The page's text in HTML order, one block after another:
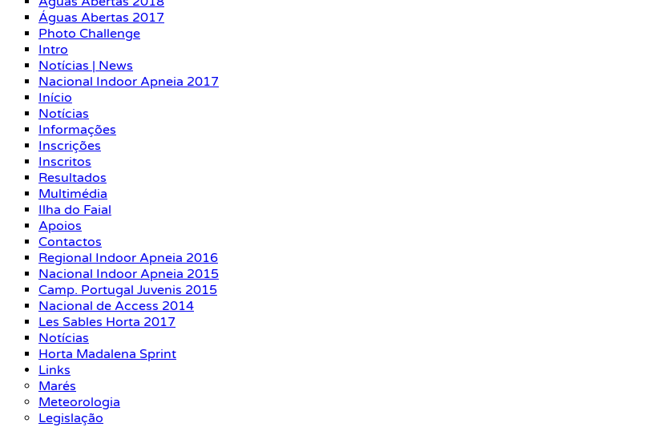
Águas Abertas 2017
Photo Challenge
Intro
Notícias | News
Nacional Indoor Apneia 2017
Início
Notícias
Informações
Inscrições
Inscritos
Resultados
Multimédia
Ilha do Faial
Apoios
Contactos
Regional Indoor Apneia 2016
Nacional Indoor Apneia 2015
Camp. Portugal Juvenis 2015
Nacional de Access 2014
Les Sables Horta 2017
Notícias
Horta Madalena Sprint
Links
Marés
Meteorologia
Legislação